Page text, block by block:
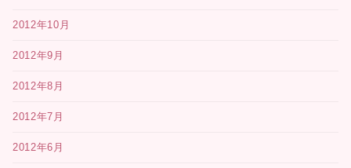
2012年10月
2012年9月
2012年8月
2012年7月
2012年6月